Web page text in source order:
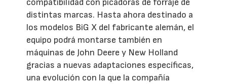
distintas marcas. Hasta ahora destinado a
los modelos BiG X del fabricante alemán, el
equipo podrá montarse también en
máquinas de John Deere y New Holland
gracias a nuevas adaptaciones específicas,
una evolución con la que la compañía